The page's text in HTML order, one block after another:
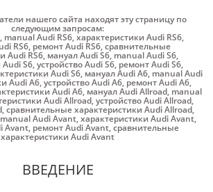
нашего сайта находят эту страницу по
следующим запросам:
, manual Audi RS6,характеристики Audi RS6,
RS6, ремонт Audi RS6,сравнительные
Audi RS6, мануал Audi S6, manual Audi S6,
S6,устройство Audi S6, ремонт Audi S6,
Audi S6, мануал Audi A6, manual Audi
Audi A6,устройство Audi A6, ремонт Audi A6,
Audi A6, мануал Audi Allroad, manual
Audi Allroad,устройство Audi Allroad,
,сравнительные характеристики Audi Allroad,
manual Audi Avant,характеристики Audi Avant,
Avant, ремонт Audi Avant,сравнительные
характеристики Audi Avant
ВВЕДЕНИЕ